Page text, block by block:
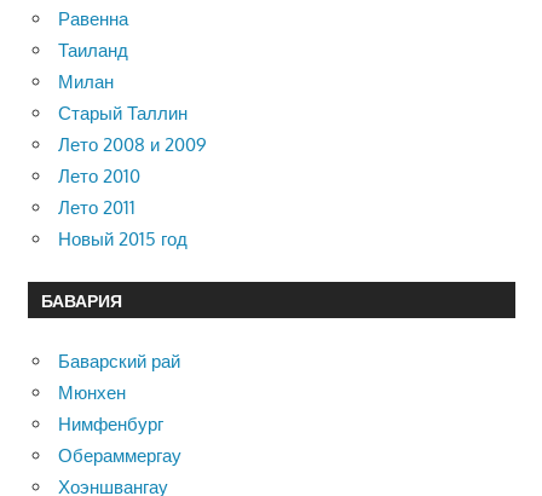
Равенна
Таиланд
Милан
Старый Таллин
Лето 2008 и 2009
Лето 2010
Лето 2011
Новый 2015 год
БАВАРИЯ
Баварский рай
Мюнхен
Нимфенбург
Обераммергау
Хоэншвангау